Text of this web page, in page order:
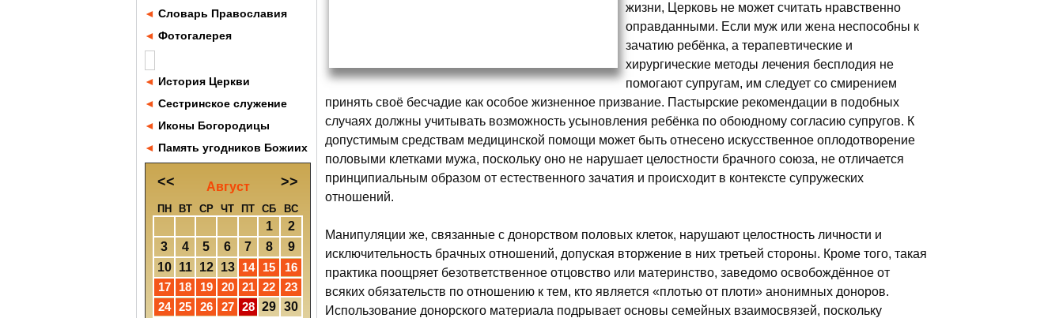
◄ Словарь Православия
◄ Фотогалерея
◄ История Церкви
◄ Сестринское служение
◄ Иконы Богородицы
◄ Память угодников Божиих
<< >>
Август
ПН ВТ СР ЧТ ПТ СБ ВС
1
2
3
4 5 6 7 8
9
10
11 12 13 14 15
16
17
18 19 20 21 22
23
24
25 26 27 28 29 30
жизни, Церковь не может считать нравственно
оправданными. Если муж или жена неспособны к
зачатию ребёнка, а терапевтические и
хирургические методы лечения бесплодия не
помогают супругам, им следует со смирением
принять своё бесчадие как особое жизненное призвание. Пастырские рекомендации в подобных
случаях должны учитывать возможность усыновления ребёнка по обоюдному согласию супругов. К
допустимым средствам медицинской помощи может быть отнесено искусственное оплодотворение
половыми клетками мужа, поскольку оно не нарушает целостности брачного союза, не отличается
принципиальным образом от естественного зачатия и происходит в контексте супружеских
отношений.
Манипуляции же, связанные с донорством половых клеток, нарушают целостность личности и
исключительность брачных отношений, допуская вторжение в них третьей стороны. Кроме того, такая
практика поощряет безответственное отцовство или материнство, заведомо освобождённое от
всяких обязательств по отношению к тем, кто является «плотью от плоти» анонимных доноров.
Использование донорского материала подрывает основы семейных взаимосвязей, поскольку